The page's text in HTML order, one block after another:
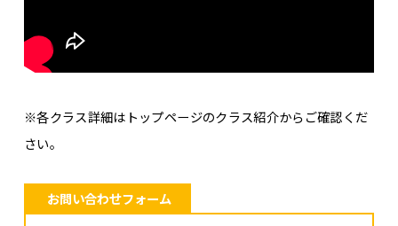
※各クラス詳細はトップページのクラス紹介からご確認くだ
さい。
お問い合わせフォーム